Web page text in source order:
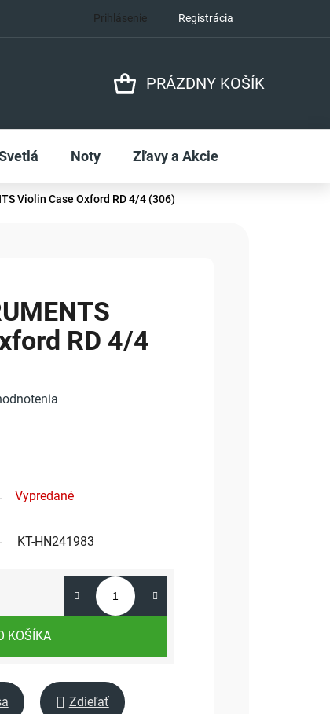
Prihlásenie Registrácia
PRÁZDNY KOŠÍK
Noty Zľavy a Akcie
Violin Case Oxford RD 4/4 (306)
RD 4/4
Vypredané
KT-HN241983
KOŠÍKA
Zdieľať